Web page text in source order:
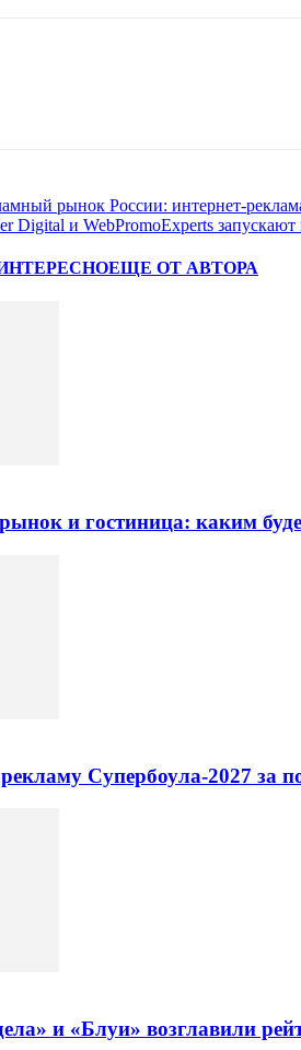
рынок России: интернет-
Digital и WebPromoExperts
ЕЩЕ ОТ АВТОРА
и гостиница: каким
Супербоула-2027 за
и «Блуи» возглавили